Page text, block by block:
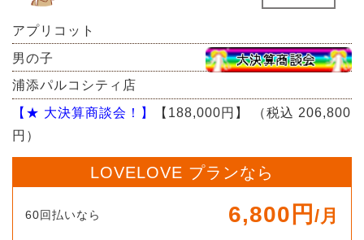
アプリコット
男の子
浦添パルコシティ店
【★ 大決算商談会！】
【188,000円】
（税込 206,800
円）
LOVELOVE プランなら
60回払いなら 6,800円 /月